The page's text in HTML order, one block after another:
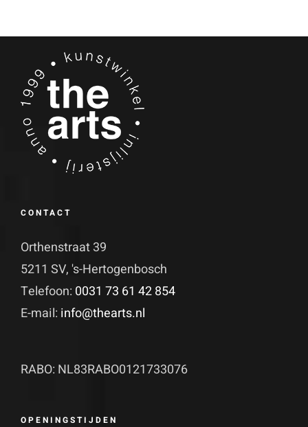
CONTACT
Orthenstraat 39
5211 SV, 's-Hertogenbosch
Telefoon: 0031 73 61 42 854
E-mail: info@thearts.nl
RABO: NL83RABO0121733076
OPENINGSTIJDEN